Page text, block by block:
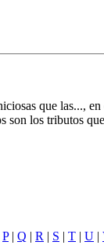
que las...,
los tributos
P| Q | R | S | T | U |